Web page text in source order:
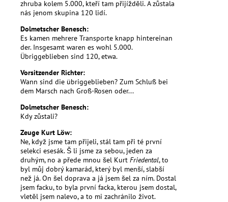
zhruba kolem 5.000, kteří tam přijížděli. A zůstala
nás jenom skupina 120 lidí.
Dolmetscher Benesch:
Es kamen mehrere Transporte knapp hintereinan
der. Insgesamt waren es wohl 5.000.
Übriggeblieben sind 120, etwa.
Vorsitzender Richter:
Wann sind die übriggeblieben? Zum Schluß bei
dem Marsch nach Groß-Rosen oder...
Dolmetscher Benesch:
Kdy zůstali?
Zeuge Kurt Löw:
Ne, když jsme tam přijeli, stál tam při té první
selekci esesák. Š li jsme za sebou, jeden za
druhým, no a přede mnou šel Kurt Friedental, to
byl můj dobrý kamarád, který byl menší, slabší
než já. On šel doprava a já jsem šel za ním. Dostal
jsem facku, to byla první facka, kterou jsem dostal,
vletěl jsem nalevo, a to mi zachránilo život.